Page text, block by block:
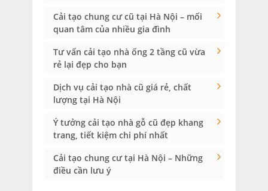
Cải tạo chung cư cũ tại Hà Nội – mối
quan tâm của nhiều gia đình
Tư vấn cải tạo nhà ống 2 tầng cũ vừa
rẻ lại đẹp cho bạn
Dịch vụ cải tạo nhà cũ giá rẻ, chất
lượng tại Hà Nội
Ý tưởng cải tạo nhà gỗ cũ đẹp khang
trang, tiết kiệm chi phí nhất
Cải tạo chung cư tại Hà Nội – Những
điều cần lưu ý